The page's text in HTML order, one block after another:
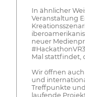
In ähnlicher
Veranstaltung
neuer
Mal stattfindet,
Wir öffnen
und
Treffpunkte
laufende